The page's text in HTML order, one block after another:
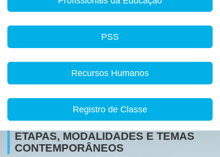
PSS
Recursos Humanos
Registro de Classe
ETAPAS, MODALIDADES E TEMAS
CONTEMPORÂNEOS